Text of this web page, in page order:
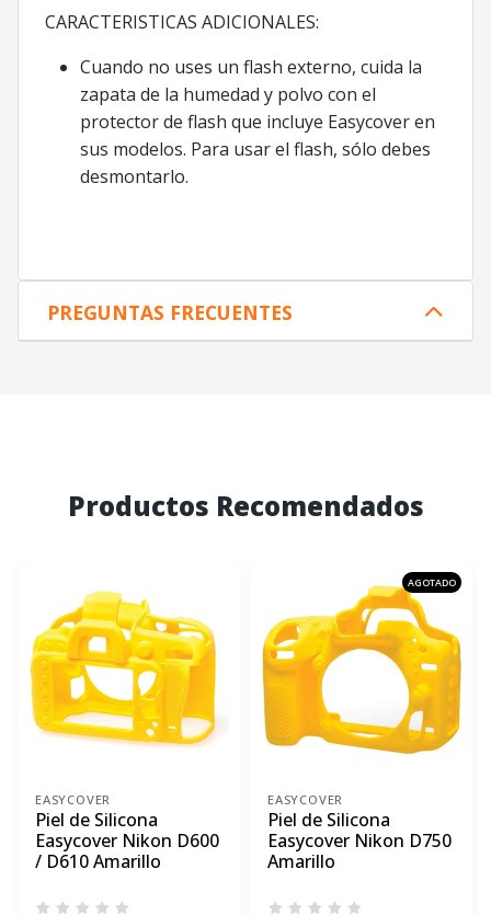
CARACTERISTICAS ADICIONALES:
Cuando no uses un flash externo, cuida la
zapata de la humedad y polvo con el
protector de flash que incluye Easycover en
sus modelos. Para usar el flash, sólo debes
desmontarlo.
PREGUNTAS FRECUENTES
Productos Recomendados
EASYCOVER
Piel de Silicona
Easycover Nikon D600
/ D610 Amarillo
AGOTADO
EASYCOVER
Piel de Silicona
Easycover Nikon D750
Amarillo